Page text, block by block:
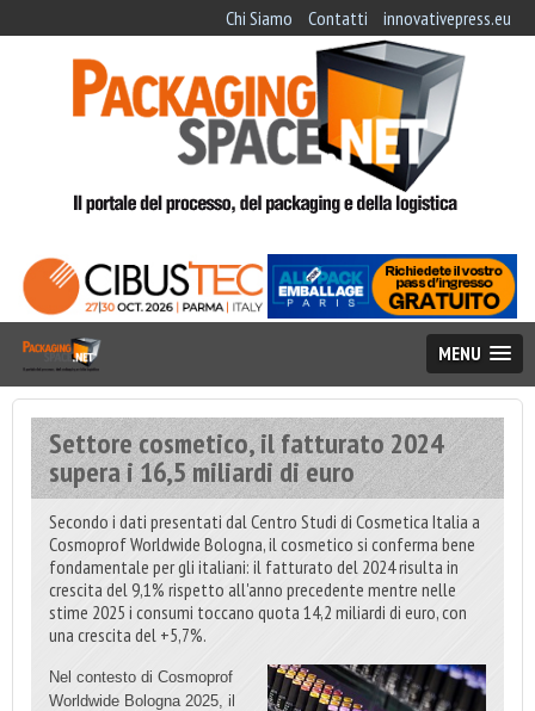
Chi Siamo Contatti innovativepress.eu
MENU
Settore cosmetico, il fatturato 2024
supera i 16,5 miliardi di euro
Secondo i dati presentati dal Centro Studi di Cosmetica Italia a
Cosmoprof Worldwide Bologna, il cosmetico si conferma bene
fondamentale per gli italiani: il fatturato del 2024 risulta in
crescita del 9,1% rispetto all'anno precedente mentre nelle
stime 2025 i consumi toccano quota 14,2 miliardi di euro, con
una crescita del +5,7%.
Nel contesto di Cosmoprof
Worldwide Bologna 2025, il